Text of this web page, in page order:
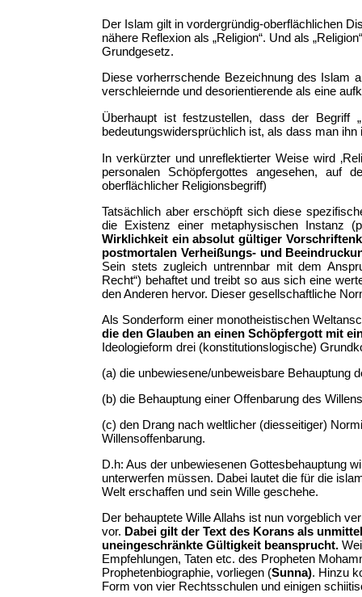
Der Islam gilt in vordergründig-oberflächlichen
nähere Reflexion als „Religion“. Und als
Grundgesetz.
Diese vorherrschende Bezeichnung des Islam
verschleiernde und desorientierende als eine
Überhaupt ist festzustellen, dass der Begriff
bedeutungswidersprüchlich ist, als dass man
In verkürzter und unreflektierter Weise wird
personalen Schöpfergottes angesehen, auf
oberflächlicher Religionsbegriff)
Tatsächlich aber erschöpft sich diese
die Existenz einer metaphysischen Instanz
Wirklichkeit ein absolut gültiger
postmortalen Verheißungs- und
Sein stets zugleich untrennbar mit dem
Recht“) behaftet und treibt so aus sich eine
den Anderen hervor. Dieser gesellschaftliche
Als Sonderform einer monotheistischen
die den Glauben an einen Schöpfergott mit
Ideologieform drei (konstitutionslogische)
(a) die unbewiesene/unbeweisbare Behauptung
(b) die Behauptung einer Offenbarung des
(c) den Drang nach weltlicher (diesseitiger)
Willensoffenbarung.
D.h: Aus der unbewiesenen Gottesbehauptung
unterwerfen müssen. Dabei lautet die für die
Welt erschaffen und sein Wille geschehe.
Der behauptete Wille Allahs ist nun vorgeblich
vor. Dabei gilt der Text des Korans als
uneingeschränkte Gültigkeit beansprucht.
Empfehlungen, Taten etc. des Propheten
Prophetenbiographie, vorliegen (Sunna). Hinzu
Form von vier Rechtsschulen und einigen